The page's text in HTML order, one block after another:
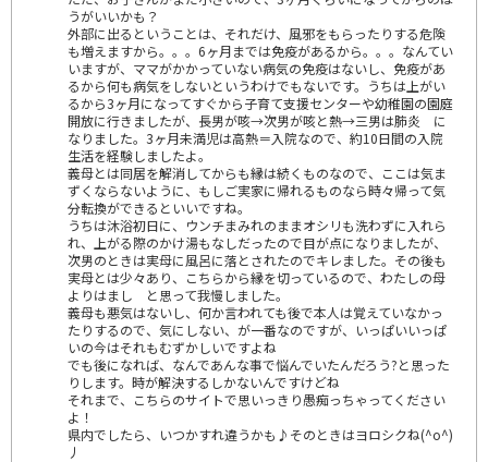
うがいいかも？
外部に出るということは、それだけ、風邪をもらったりする危険
も増えますから。。。6ヶ月までは免疫があるから。。。なんてい
いますが、ママがかかっていない病気の免疫はないし、免疫があ
るから何も病気をしないというわけでもないです。うちは上がい
るから3ヶ月になってすぐから子育て支援センターや幼稚園の園庭
開放に行きましたが、長男が咳→次男が咳と熱→三男は肺炎 に
なりました。3ヶ月未満児は高熱＝入院なので、約10日間の入院
生活を経験しましたよ。
義母とは同居を解消してからも縁は続くものなので、ここは気ま
ずくならないように、もしご実家に帰れるものなら時々帰って気
分転換ができるといいですね。
うちは沐浴初日に、ウンチまみれのままオシリも洗わずに入れら
れ、上がる際のかけ湯もなしだったので目が点になりましたが、
次男のときは実母に風呂に落とされたのでキレました。その後も
実母とは少々あり、こちらから縁を切っているので、わたしの母
よりはまし と思って我慢しました。
義母も悪気はないし、何か言われても後で本人は覚えていなかっ
たりするので、気にしない、が一番なのですが、いっぱいいっぱ
いの今はそれもむずかしいですよね
でも後になれば、なんであんな事で悩んでいたんだろう?と思った
りします。時が解決するしかないんですけどね
それまで、こちらのサイトで思いっきり愚痴っちゃってください
よ！
県内でしたら、いつかすれ違うかも♪そのときはヨロシクね(^o^)
丿